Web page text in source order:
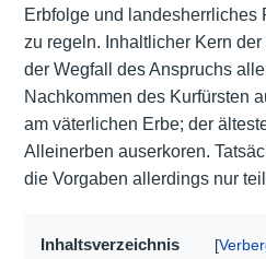
Erbfolge und landesherrliches
zu regeln. Inhaltlicher Kern
der Wegfall des Anspruchs
Nachkommen des Kurfürsten
am väterlichen Erbe; der
Alleinerben auserkoren.
die Vorgaben allerdings nur
Inhaltsverzeichnis